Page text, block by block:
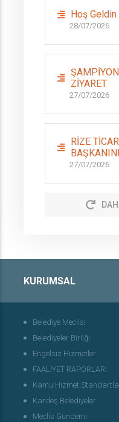
Hoş
28/07/2026
ZİYARET
27/07/2026
RİZE
27/07/2026
KURUMSAL
Belediye Meclisi
Belediyeler Birliği
Engelsiz Hizmetler
FAALİYET RAPORLARI
Kamu Hizmet
Kardeş Belediyeler
Meclis Gündemi